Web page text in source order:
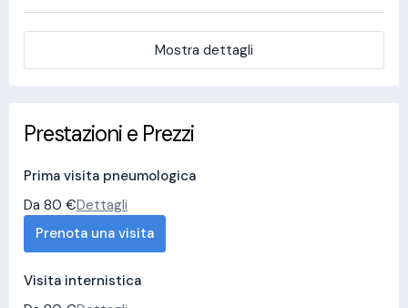
Mostra dettagli
Prestazioni e Prezzi
Prima visita pneumologica
Da 80 €Dettagli
Prenota una visita
Visita internistica